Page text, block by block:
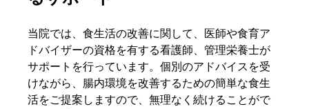
当院では、食生活の改善に関して、医師や食育ア
ドバイザーの資格を有する看護師、管理栄養士が
サポートを行っています。個別のアドバイスを受
けながら、腸内環境を改善するための簡単な食生
活をご提案しますので、無理なく続けることがで